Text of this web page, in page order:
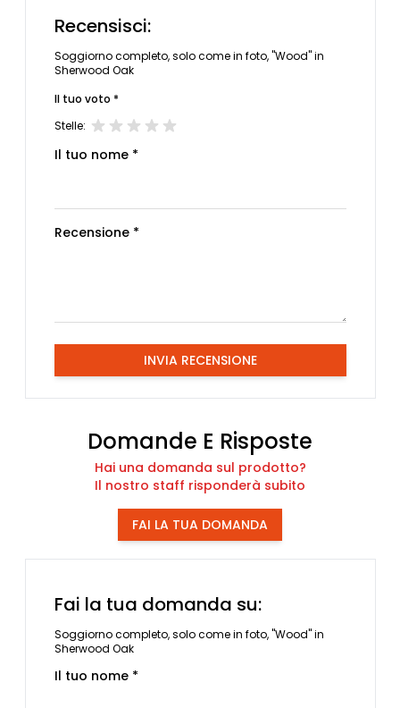
Recensisci:
Soggiorno completo, solo come in foto, "Wood" in
Sherwood Oak
Il tuo voto *
Stelle:
Il tuo nome *
Recensione *
INVIA RECENSIONE
Domande E Risposte
Hai una domanda sul prodotto?
Il nostro staff risponderà subito
FAI LA TUA DOMANDA
Fai la tua domanda su:
Soggiorno completo, solo come in foto, "Wood" in
Sherwood Oak
Il tuo nome *